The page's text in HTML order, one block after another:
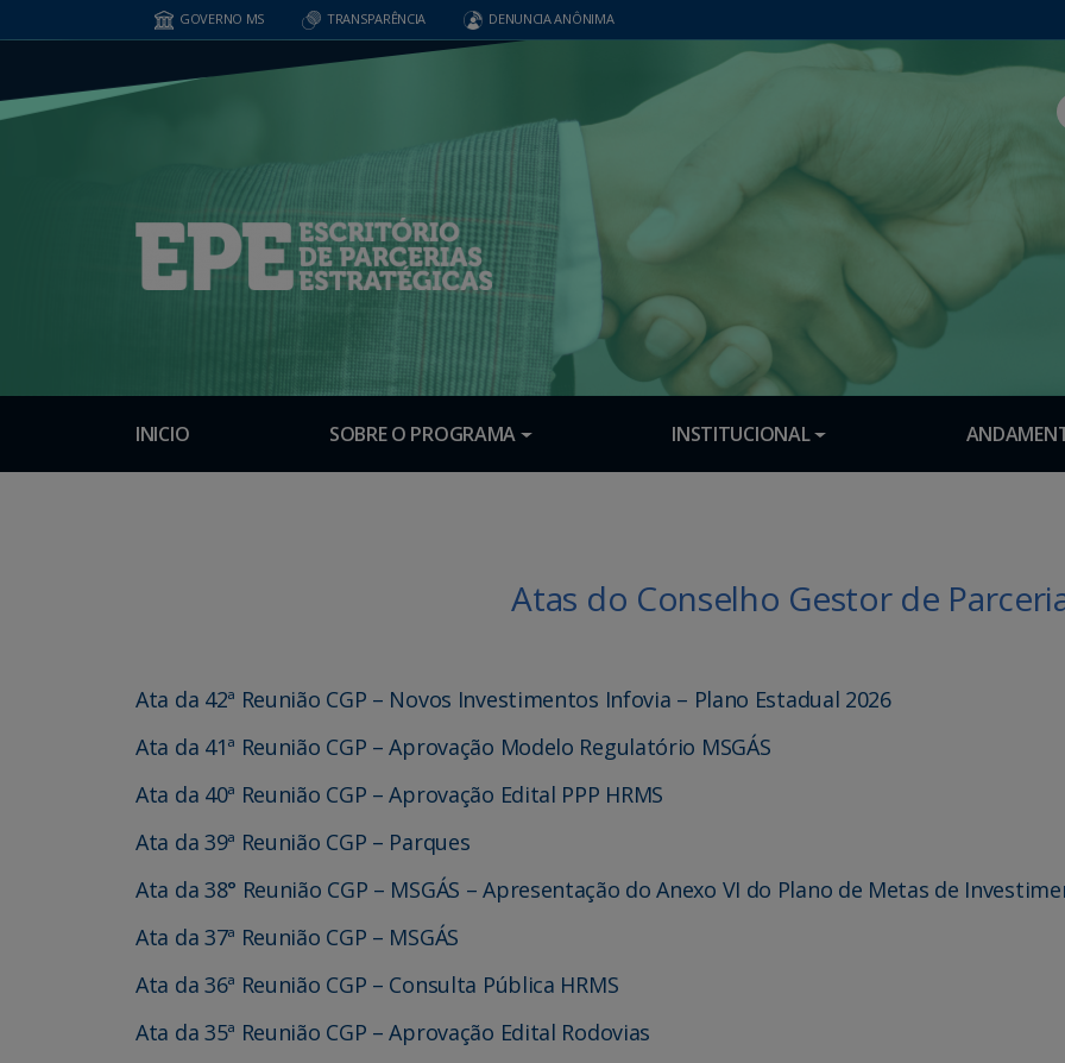
GOVERNO MS TRANSPARÊNCIA DENUNCIA ANÔNIMA
INICIO SOBRE O PROGRAMA INSTITUCIONAL
Atas do Conselho Gestor de
Ata da 42ª Reunião CGP – Novos Investimentos Infovia – Plano Estadual 2026
Ata da 41ª Reunião CGP – Aprovação Modelo Regulatório MSGÁS
Ata da 40ª Reunião CGP – Aprovação Edital PPP HRMS
Ata da 39ª Reunião CGP – Parques
Ata da 38° Reunião CGP – MSGÁS – Apresentação do Anexo VI do Plano de Metas de
Ata da 37ª Reunião CGP – MSGÁS
Ata da 36ª Reunião CGP – Consulta Pública HRMS
Ata da 35ª Reunião CGP – Aprovação Edital Rodovias